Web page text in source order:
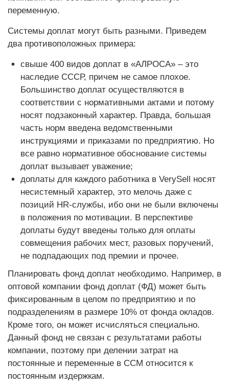
переменную.
Системы доплат могут быть разными. Приведем
два противоположных примера:
свыше 400 видов доплат в «АЛРОСА» – это
наследие СССР, причем не самое плохое.
Большинство доплат осуществляются в
соответствии с нормативными актами и потому
носят подзаконный характер. Правда, большая
часть норм введена ведомственными
инструкциями и приказами по предприятию. Но
все равно нормативное обоснование системы
доплат вызывает уважение;
доплаты для каждого работника в VerySell носят
несистемный характер, это мелочь даже с
позиций HR-службы, ибо они не были включены
в положения по мотивации. В перспективе
доплаты будут введены только для оплаты
совмещения рабочих мест, разовых поручений,
не подпадающих под премии и прочее.
Планировать фонд доплат необходимо. Например, в
оптовой компании фонд доплат (ФД) может быть
фиксированным в целом по предприятию и по
подразделениям в размере 10% от фонда окладов.
Кроме того, он может исчисляться специально.
Данный фонд не связан с результатами работы
компании, поэтому при делении затрат на
постоянные и переменные в ССМ относится к
постоянным издержкам.